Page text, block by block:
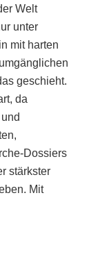
Welt
unter
mit harten
geschieht.
da
Dossiers
stärkster
Mit